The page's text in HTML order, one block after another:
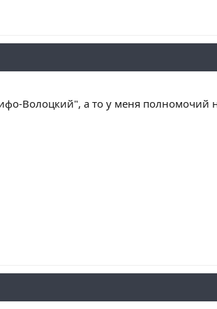
Волоцкий", а то у меня полномочий